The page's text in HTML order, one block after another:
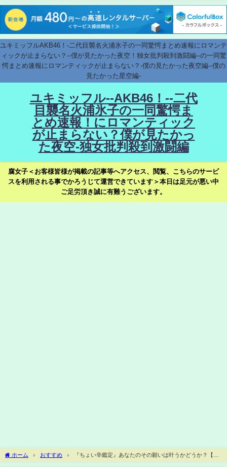
ユキミッフルAKB46！-二代目襲名火浦氷子の一同驚愕まとめ速報にロマンテ
ィックが止まらない？--僕が見たかった夜空！独女批判殺到激闘編--の一同驚
愕まとめ速報にロマンティックが止まらない？-僕の見たかった夜空編--僕の
見たかった星空編-
ユキミッフル--AKB46！--二代
目襲名火浦氷子の一同驚愕ま
とめ速報！にロマンティック
が止まらない？僕が見たかっ
た夜空-独女批判殺到激闘編
腐女子＜お客様皆様が掲載の記事等へアクセス、閲覧、こちらのサービ
スを利用される事でかろうじて運営できています＞本日は足元が悪い中
ご足労頂き誠に有難うございます。
ホーム おすすめ
『ちょい辛鑑定』あなたのその願いは叶うかどうか？【タ
ロット占い】